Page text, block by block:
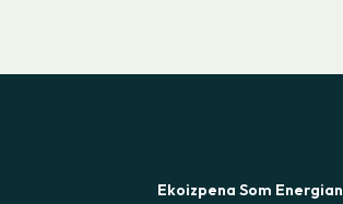
Ekoizpena Som Energian